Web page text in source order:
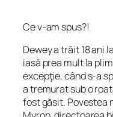
Ce v-am spus?!
Dewey a trăit 18 ani
iasă prea mult la
excepţie, când s-a
a tremurat sub o
fost găsit. Povestea